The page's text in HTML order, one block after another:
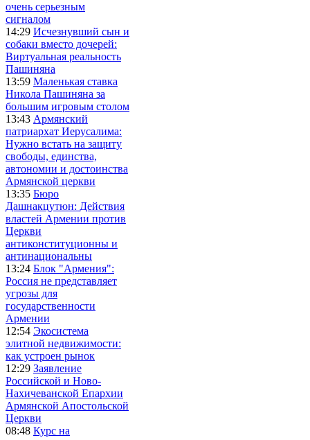
очень серьезным
сигналом
14:29 Исчезнувший сын и
собаки вместо дочерей:
Виртуальная реальность
Пашиняна
13:59 Маленькая ставка
Никола Пашиняна за
большим игровым столом
13:43 Армянский
патриархат Иерусалима:
Нужно встать на защиту
свободы, единства,
автономии и достоинства
Армянской церкви
13:35 Бюро
Дашнакцутюн: Действия
властей Армении против
Церкви
антиконституционны и
антинациональны
13:24 Блок "Армения":
Россия не представляет
угрозы для
государственности
Армении
12:54 Экосистема
элитной недвижимости:
как устроен рынок
12:29 Заявление
Российской и Ново-
Нахичеванской Епархии
Армянской Апостольской
Церкви
08:48 Курс на